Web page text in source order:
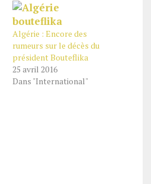
Algérie : Encore des
rumeurs sur le décès du
président Bouteflika
25 avril 2016
Dans "International"